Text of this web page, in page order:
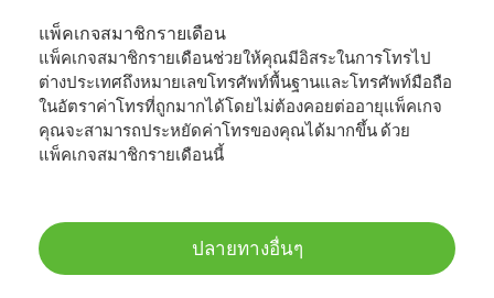
แพ็คเกจสมาชิกรายเดือน
แพ็คเกจสมาชิกรายเดือนช่วยให้คุณมีอิสระในการโทรไป
ต่างประเทศถึงหมายเลขโทรศัพท์พื้นฐานและโทรศัพท์มือถือ
ในอัตราค่าโทรที่ถูกมากได้โดยไม่ต้องคอยต่ออายุแพ็คเกจ
คุณจะสามารถประหยัดค่าโทรของคุณได้มากขึ้น ด้วย
แพ็คเกจสมาชิกรายเดือนนี้
ปลายทางอื่นๆ